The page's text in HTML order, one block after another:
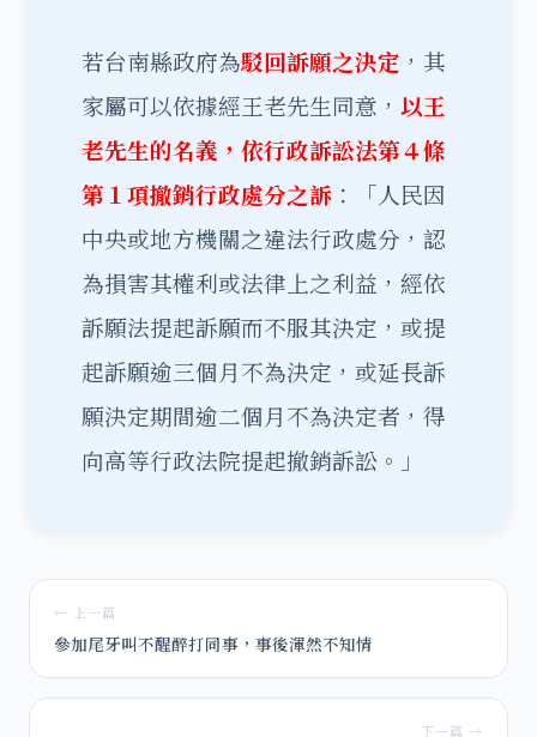
若台南縣政府為駁回訴願之決定 ，其
家屬可以依據經王老先生同意， 以王
老先生的名義，依行政訴訟法第４條
第１項撤銷行政處分之訴 ：「人民因
中央或地方機關之違法行政處分，認
為損害其權利或法律上之利益，經依
訴願法提起訴願而不服其決定，或提
起訴願逾三個月不為決定，或延長訴
願決定期間逾二個月不為決定者，得
向高等行政法院提起撤銷訴訟。」
← 上一篇
參加尾牙叫不醒醉打同事，事後渾然不知情
下一篇 →